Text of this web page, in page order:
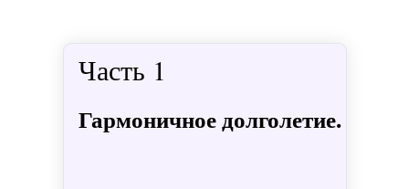
Часть 1
Гармоничное долголетие.